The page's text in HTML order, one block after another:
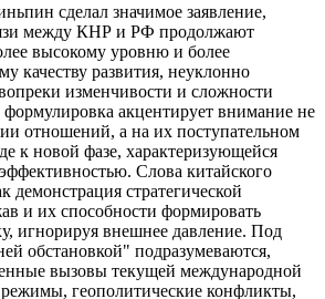
сделал значимое заявление,
между КНР и РФ продолжают
высокому уровню и более
качеству развития, неуклонно
изменчивости и сложности
акцентирует внимание не
отношений, а на их поступательном
к новой фазе, характеризующейся
Слова китайского
демонстрация стратегической
и их способности формировать
игнорируя внешнее давление. Под
обстановкой" подразумеваются,
вызовы текущей международной
геополитические конфликты,